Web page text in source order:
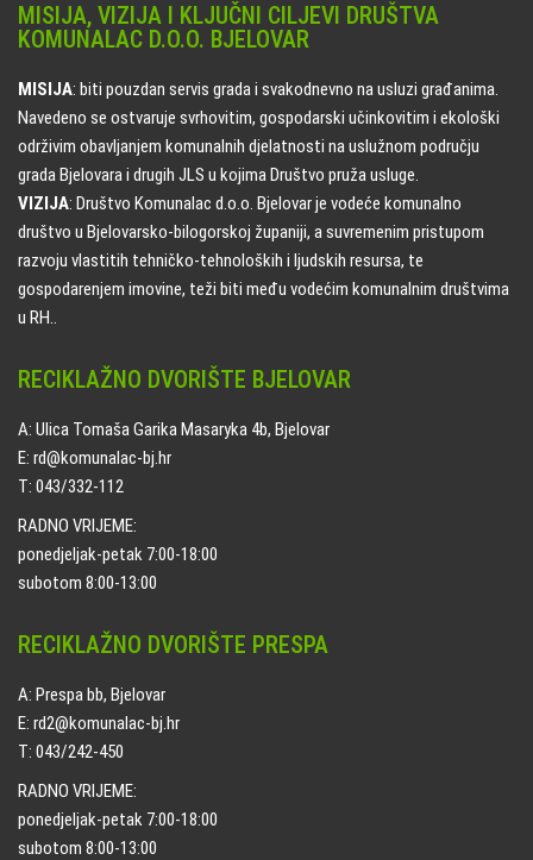
MISIJA, VIZIJA I KLJUČNI CILJEVI DRUŠTVA
KOMUNALAC D.O.O. BJELOVAR
MISIJA: biti pouzdan servis grada i svakodnevno na usluzi građanima.
Navedeno se ostvaruje svrhovitim, gospodarski učinkovitim i ekološki
održivim obavljanjem komunalnih djelatnosti na uslužnom području
grada Bjelovara i drugih JLS u kojima Društvo pruža usluge.
VIZIJA: Društvo Komunalac d.o.o. Bjelovar je vodeće komunalno
društvo u Bjelovarsko-bilogorskoj županiji, a suvremenim pristupom
razvoju vlastitih tehničko-tehnoloških i ljudskih resursa, te
gospodarenjem imovine, teži biti među vodećim komunalnim društvima
u RH..
RECIKLAŽNO DVORIŠTE BJELOVAR
A: Ulica Tomaša Garika Masaryka 4b, Bjelovar
E: rd@komunalac-bj.hr
T: 043/332-112
RADNO VRIJEME:
ponedjeljak-petak 7:00-18:00
subotom 8:00-13:00
RECIKLAŽNO DVORIŠTE PRESPA
A: Prespa bb, Bjelovar
E: rd2@komunalac-bj.hr
T: 043/242-450
RADNO VRIJEME:
ponedjeljak-petak 7:00-18:00
subotom 8:00-13:00